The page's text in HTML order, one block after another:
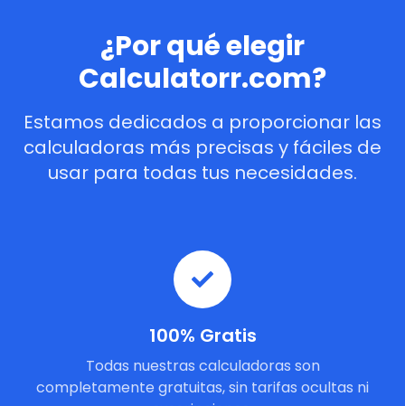
¿Por qué elegir
Calculatorr.com?
Estamos dedicados a proporcionar las
calculadoras más precisas y fáciles de
usar para todas tus necesidades.
100% Gratis
Todas nuestras calculadoras son
completamente gratuitas, sin tarifas ocultas ni